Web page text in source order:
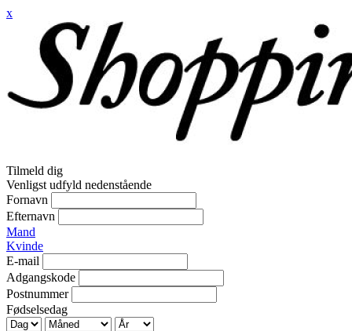
x
Tilmeld dig
Venligst udfyld nedenstående
Fornavn
Efternavn
Mand
Kvinde
E-mail
Adgangskode
Postnummer
Fødselsedag